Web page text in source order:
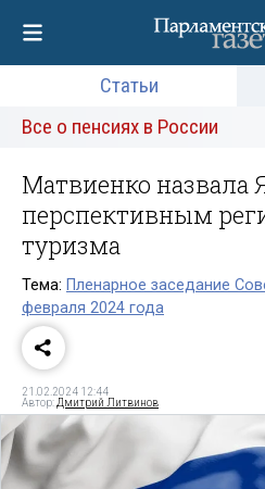
Статьи
Все о пенсиях в России
Матвиенко назвала
перспективным
туризма
Тема: Пленарное заседание
февраля 2024 года
21.02.2024 12:44
Автор: Дмитрий Литвинов